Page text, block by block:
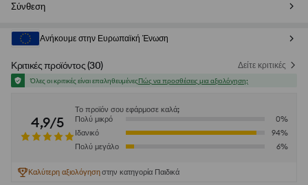
Σύνθεση
Ανήκουμε στην Ευρωπαϊκή Ένωση
Κριτικές προϊόντος(30) Δείτε κριτικές
Όλες οι κριτικές είναι επαληθευμένεςΠώς να προσθέσεις μια αξιολόγηση;
4,9/5
Το προϊόν σου εφάρμοσε καλά;
Πολύ μικρό
0%
Ιδανικό
94%
Πολύ μεγάλο
6%
Καλύτερη αξιολόγησηστην κατηγορία Παιδικά